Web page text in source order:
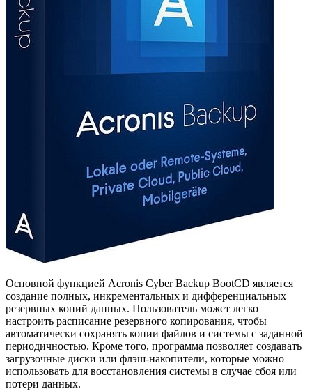
Основной функцией Acronis Cyber Backup BootCD является
создание полных, инкрементальных и дифференциальных
резервных копий данных. Пользователь может легко
настроить расписание резервного копирования, чтобы
автоматически сохранять копии файлов и системы с заданной
периодичностью. Кроме того, программа позволяет создавать
загрузочные диски или флэш-накопители, которые можно
использовать для восстановления системы в случае сбоя или
потери данных.